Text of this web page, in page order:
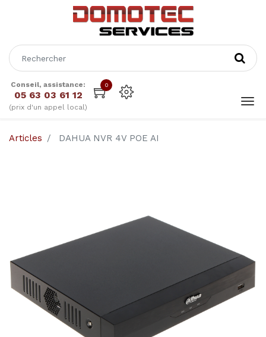
Conseil, assistance:
05 63 03 61 12
(prix d'un appel local)
0
Articles DAHUA NVR 4V POE AI